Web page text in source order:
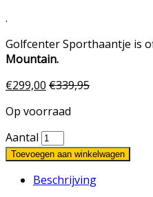
.
Golfcenter Sporthaantje is
Mountain.
€299,00 €339,95
Op voorraad
Aantal
Toevoegen aan winkelwagen
Beschrijving